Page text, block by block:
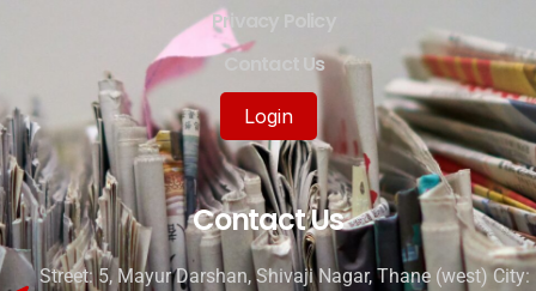
Privacy Policy
Contact Us
Login
Contact Us
Street: 5, Mayur Darshan, Shivaji Nagar, Thane (west) City: